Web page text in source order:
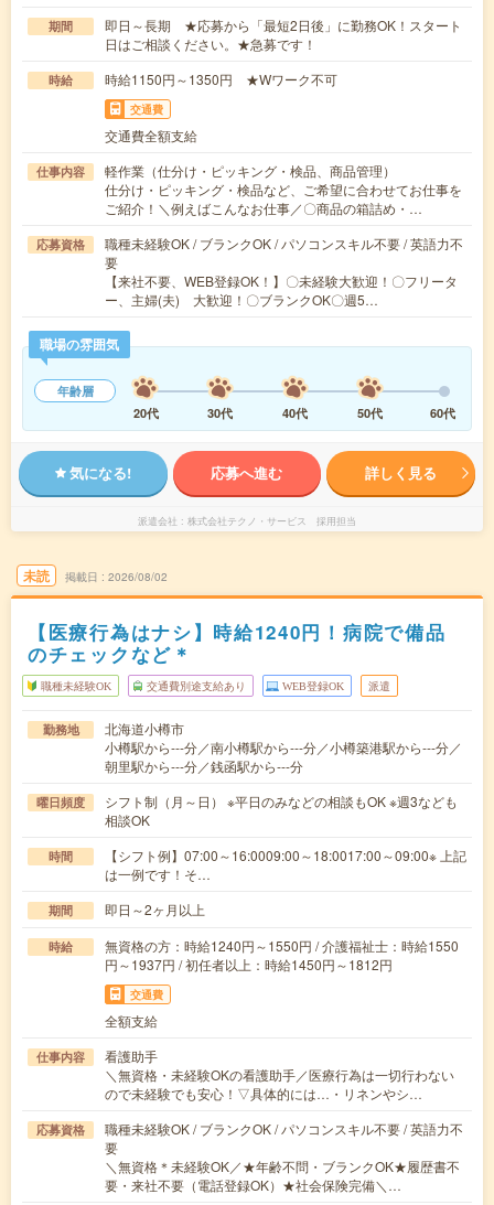
期間
即日～長期 ★応募から「最短2日後」に勤務OK！スタート
日はご相談ください。★急募です！
時給 時給1150円～1350円 ★Wワーク不可
交通費
交通費全額支給
仕事内容
軽作業（仕分け・ピッキング・検品、商品管理）
仕分け・ピッキング・検品など、ご希望に合わせてお仕事を
ご紹介！＼例えばこんなお仕事／〇商品の箱詰め・…
応募資格
職種未経験OK / ブランクOK / パソコンスキル不要 / 英語力不
要
【来社不要、WEB登録OK！】〇未経験大歓迎！〇フリータ
ー、主婦(夫) 大歓迎！〇ブランクOK〇週5…
職場の雰囲気
年齢層
20代
30代 40代 50代 60代
気になる! 応募へ進む 詳しく見る
派遣会社 株式会社テクノ・サービス 採用担当
未読 掲載日 2026/08/02
【医療行為はナシ】時給1240円！病院で備品
のチェックなど＊
職種未経験OK 交通費別途支給あり WEB登録OK 派遣
勤務地
北海道小樽市
小樽駅から---分／南小樽駅から---分／小樽築港駅から---分／
朝里駅から---分／銭函駅から---分
曜日頻度
シフト制（月～日） ※平日のみなどの相談もOK ※週3なども
相談OK
時間
【シフト例】07:00～16:0009:00～18:0017:00～09:00※ 上記
は一例です！そ…
期間 即日～2ヶ月以上
時給
無資格の方：時給1240円～1550円 / 介護福祉士：時給1550
円～1937円 / 初任者以上：時給1450円～1812円
交通費
全額支給
仕事内容
看護助手
＼無資格・未経験OKの看護助手／医療行為は一切行わない
ので未経験でも安心！▽具体的には…・リネンやシ…
応募資格
職種未経験OK / ブランクOK / パソコンスキル不要 / 英語力不
要
＼無資格＊未経験OK／★年齢不問・ブランクOK★履歴書不
要・来社不要（電話登録OK）★社会保険完備＼…